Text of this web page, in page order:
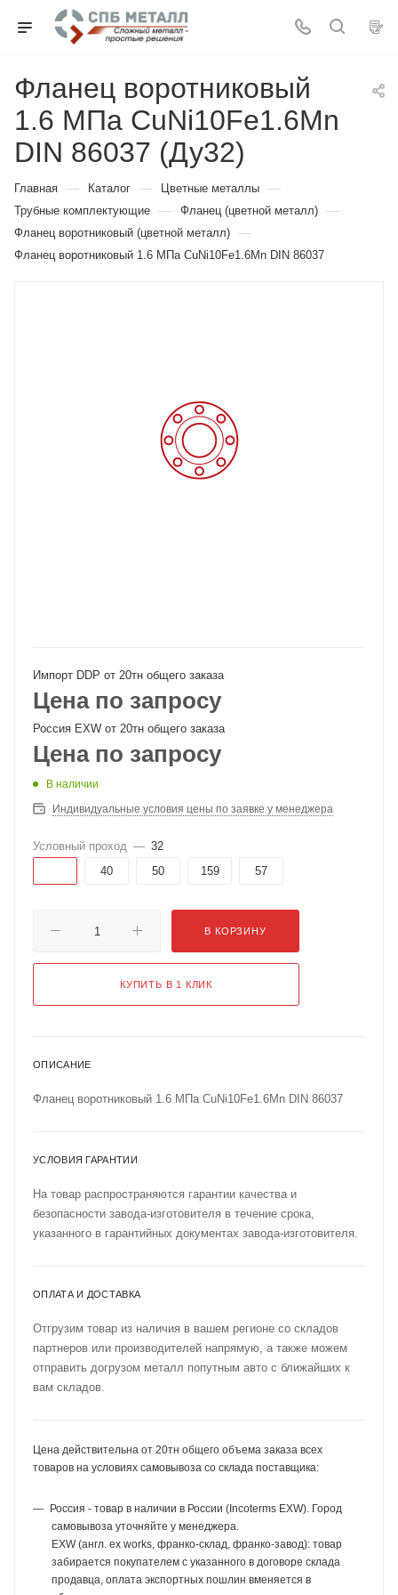
Фланец воротниковый
1.6 МПа CuNi10Fe1.6Mn
DIN 86037 (Ду32)
Главная — Каталог — Цветные металлы —
Трубные комплектующие — Фланец (цветной металл) —
Фланец воротниковый (цветной металл) —
Фланец воротниковый 1.6 МПа CuNi10Fe1.6Mn DIN 86037
Импорт DDP от 20тн общего заказа
Цена по запросу
Россия EXW от 20тн общего заказа
Цена по запросу
В наличии
Индивидуальные условия цены по заявке у менеджера
Условный проход — 32
40 50 159 57
В КОРЗИНУ
КУПИТЬ В 1 КЛИК
ОПИСАНИЕ
Фланец воротниковый 1.6 МПа CuNi10Fe1.6Mn DIN 86037
УСЛОВИЯ ГАРАНТИИ
На товар распространяются гарантии качества и
безопасности завода-изготовителя в течение срока,
указанного в гарантийных документах завода-изготовителя.
ОПЛАТА И ДОСТАВКА
Отгрузим товар из наличия в вашем регионе со складов
партнеров или производителей напрямую, а также можем
отправить догрузом металл попутным авто с ближайших к
вам складов.
Цена действительна от 20тн общего объема заказа всех
товаров на условиях самовывоза со склада поставщика:
Россия - товар в наличии в России (Incoterms EXW). Город
самовывоза уточняйте у менеджера.
EXW (англ. ex works, франко-склад, франко-завод): товар
забирается покупателем с указанного в договоре склада
продавца, оплата экспортных пошлин вменяется в